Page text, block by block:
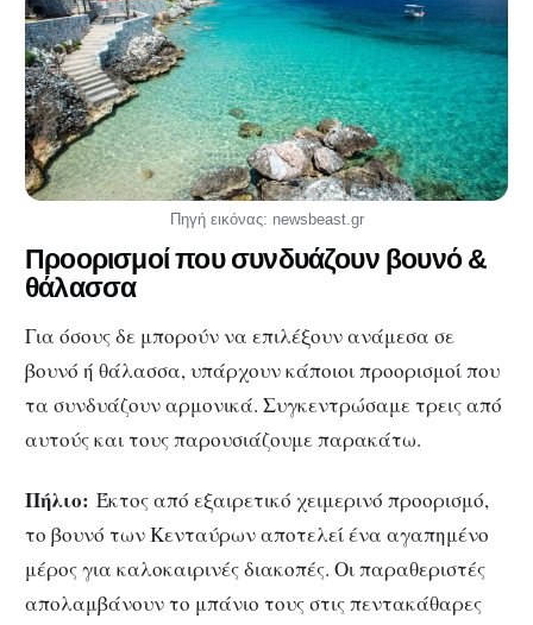
Πηγή εικόνας: newsbeast.gr
Προορισμοί που συνδυάζουν βουνό &
θάλασσα
Για όσους δε μπορούν να επιλέξουν ανάμεσα σε
βουνό ή θάλασσα, υπάρχουν κάποιοι προορισμοί που
τα συνδυάζουν αρμονικά. Συγκεντρώσαμε τρεις από
αυτούς και τους παρουσιάζουμε παρακάτω.
Πήλιο: Έκτος από εξαιρετικό χειμερινό προορισμό,
το βουνό των Κενταύρων αποτελεί ένα αγαπημένο
μέρος για καλοκαιρινές διακοπές. Οι παραθεριστές
απολαμβάνουν το μπάνιο τους στις πεντακάθαρες